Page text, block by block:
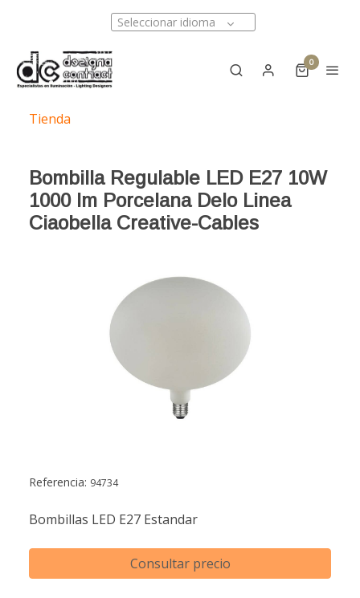
Seleccionar idioma
0
Tienda
Bombilla Regulable LED E27 10W
1000 lm Porcelana Delo Linea
Ciaobella Creative-Cables
Referencia: 94734
Bombillas LED E27 Estandar
Consultar precio